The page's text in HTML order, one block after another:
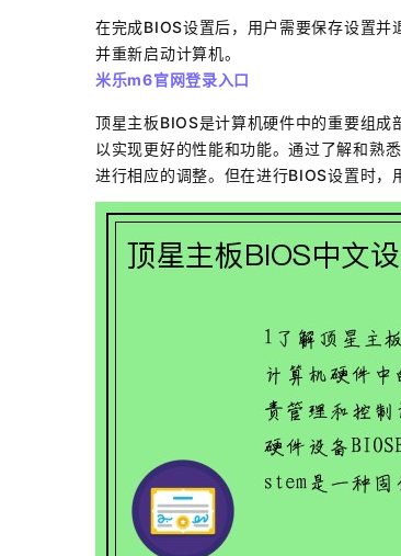
在完成BIOS设置后，用户需要保存设置
并重新启动计算机。
米乐m6官网登录入口
顶星主板BIOS是计算机硬件中的重要组成
以实现更好的性能和功能。通过了解和熟
进行相应的调整。但在进行BIOS设置时，